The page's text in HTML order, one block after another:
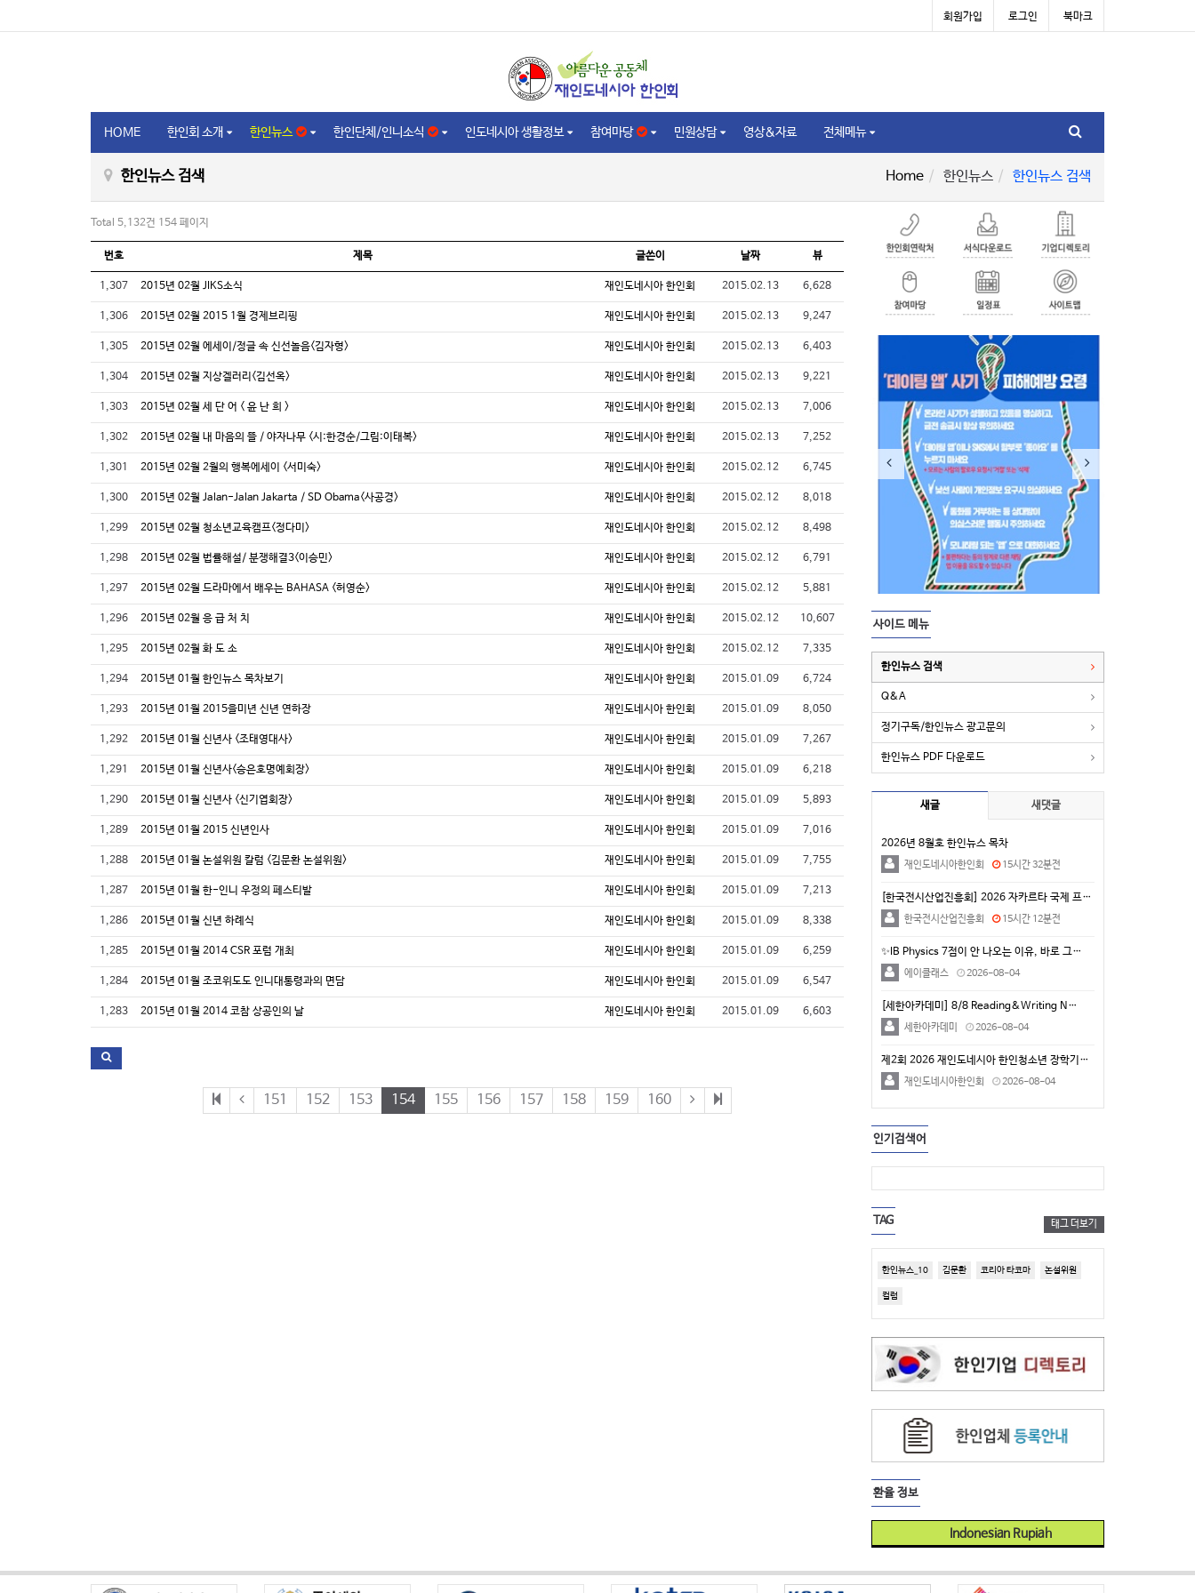
회원가입 로그인 북마크
HOME 한인회 소개 한인뉴스 한인단체/인니소식 인도네시아 생활정보 참여마당 민원상담 영상&자료 전체메뉴
한인뉴스 검색 Home 한인뉴스 한인뉴스 검색
Total 5,132건 154 페이지
번호 제목 글쓴이 날짜 뷰
1,307 2015년 02월 JIKS소식 재인도네시아 한인회 2015.02.13 6,628
1,306 2015년 02월 2015 1월 경제브리핑 재인도네시아 한인회 2015.02.13 9,247
1,305 2015년 02월 에세이/정글 속 신선놀음<김자형> 재인도네시아 한인회 2015.02.13 6,403
1,304 2015년 02월 지상겔러리<김선옥> 재인도네시아 한인회 2015.02.13 9,221
1,303 2015년 02월 세 단 어 < 윤 난 희 > 재인도네시아 한인회 2015.02.13 7,006
1,302 2015년 02월 내 마음의 뜰 / 야자나무 <시:한경순/그림:이태복> 재인도네시아 한인회 2015.02.13 7,252
1,301 2015년 02월 2월의 행복에세이 <서미숙> 재인도네시아 한인회 2015.02.12 6,745
1,300 2015년 02월 Jalan-Jalan Jakarta / SD Obama<사공경> 재인도네시아 한인회 2015.02.12 8,018
1,299 2015년 02월 청소년교육캠프<정다미> 재인도네시아 한인회 2015.02.12 8,498
1,298 2015년 02월 법률해설/ 분쟁해결3<이승민> 재인도네시아 한인회 2015.02.12 6,791
1,297 2015년 02월 드라마에서 배우는 BAHASA <허영순> 재인도네시아 한인회 2015.02.12 5,881
1,296 2015년 02월 응 급 처 치 재인도네시아 한인회 2015.02.12 10,607
1,295 2015년 02월 화 도 소 재인도네시아 한인회 2015.02.12 7,335
1,294 2015년 01월 한인뉴스 목차보기 재인도네시아 한인회 2015.01.09 6,724
1,293 2015년 01월 2015을미년 신년 연하장 재인도네시아 한인회 2015.01.09 8,050
1,292 2015년 01월 신년사 <조태영대사> 재인도네시아 한인회 2015.01.09 7,267
1,291 2015년 01월 신년사<승은호명예회장> 재인도네시아 한인회 2015.01.09 6,218
1,290 2015년 01월 신년사 <신기엽회장> 재인도네시아 한인회 2015.01.09 5,893
1,289 2015년 01월 2015 신년인사 재인도네시아 한인회 2015.01.09 7,016
1,288 2015년 01월 논설위원 칼럼 <김문환 논설위원> 재인도네시아 한인회 2015.01.09 7,755
1,287 2015년 01월 한-인니 우정의 페스티발 재인도네시아 한인회 2015.01.09 7,213
1,286 2015년 01월 신년 하례식 재인도네시아 한인회 2015.01.09 8,338
1,285 2015년 01월 2014 CSR 포럼 개최 재인도네시아 한인회 2015.01.09 6,259
1,284 2015년 01월 조코위도도 인니대통령과의 면담 재인도네시아 한인회 2015.01.09 6,547
1,283 2015년 01월 2014 코참 상공인의 날 재인도네시아 한인회 2015.01.09 6,603
151 152 153 154 155 156 157 158 159 160
사이드 메뉴
한인뉴스 검색
Q&A
정기구독/한인뉴스 광고문의
한인뉴스 PDF 다운로드
새글 새댓글
2026년 8월호 한인뉴스 목차
재인도네시아한인회 15시간 32분전
[한국전시산업진흥회] 2026 자카르타 국제 프리미엄 …
한국전시산업진흥회 15시간 12분전
✨IB Physics 7점이 안 나오는 이유, 바로 그…
에이클래스 2026-08-04
[세한아카데미] 8/8 Reading&Writing N…
세한아카데미 2026-08-04
제2회 2026 재인도네시아 한인청소년 장학기금 후원 …
재인도네시아한인회 2026-08-04
인기검색어
TAG 태그 더보기
한인뉴스_10 김문환 코리아 타코마 논설위원
컬럼
환율 정보
Indonesian Rupiah